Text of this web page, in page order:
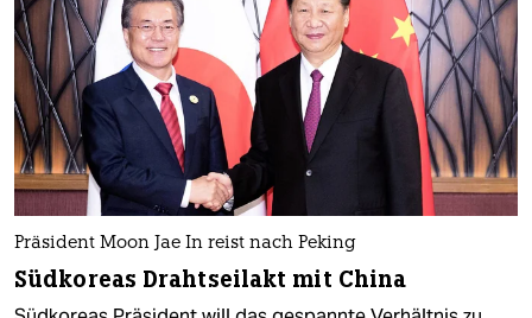
Präsident Moon Jae In reist nach Peking
Südkoreas Drahtseilakt mit China